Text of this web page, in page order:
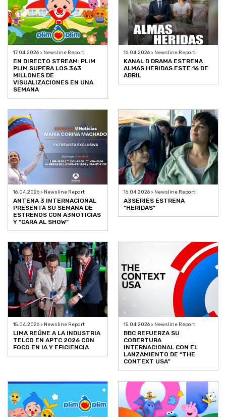
17.04.2026 > Newsline Report
EN DIRECTO STREAM: PLIM
PLIM SUPERA LOS 363
MILLONES DE
VISUALIZACIONES EN UNA
SEMANA
16.04.2026 > Newsline Report
KANAL D DRAMA ESTRENA
ALMAS HERIDAS ESTE 16 DE
ABRIL
16.04.2026 > Newsline Report
ANTENA 3 INTERNACIONAL
PRESENTA SU SEMANA DE
ESTRENOS CON A3NOTICIAS
Y “CARA AL SHOW”
16.04.2026 > Newsline Report
A3SERIES ESTRENA
“HERIDAS”
15.04.2026 > Newsline Report
LIMA REÚNE A LA INDUSTRIA
TELCO EN APTC 2026 CON
FOCO EN IA Y EFICIENCIA
15.04.2026 > Newsline Report
BBC REFUERZA SU
COBERTURA
INTERNACIONAL CON EL
LANZAMIENTO DE “THE
CONTEXT USA”